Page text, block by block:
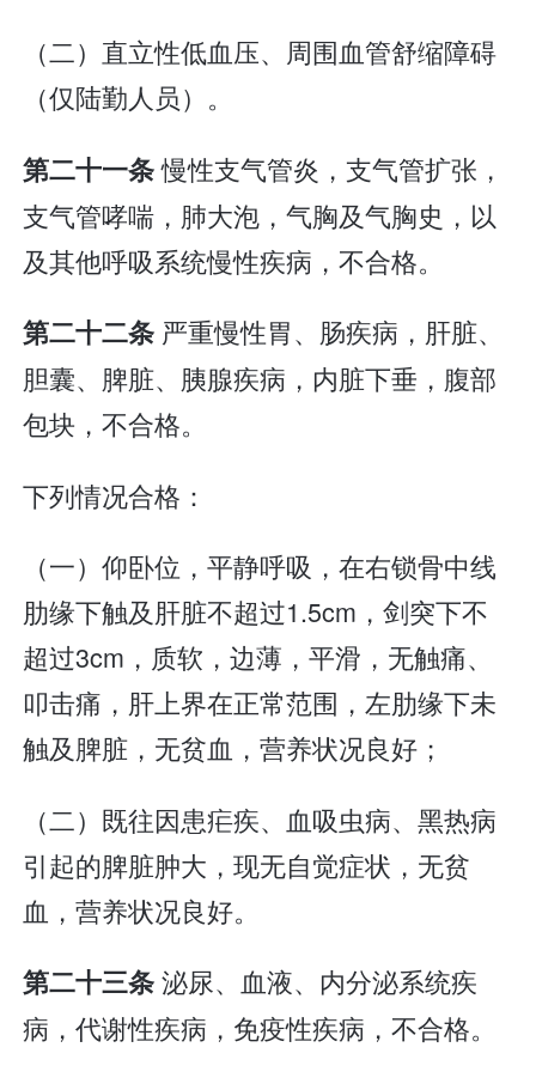
（二）直立性低血压、周围血管舒缩障碍
（仅陆勤人员）。
第二十一条慢性支气管炎，支气管扩张，
支气管哮喘，肺大泡，气胸及气胸史，以
及其他呼吸系统慢性疾病，不合格。
第二十二条 严重慢性胃、肠疾病，肝脏、
胆囊、脾脏、胰腺疾病，内脏下垂，腹部
包块，不合格。
下列情况合格：
（一）仰卧位，平静呼吸，在右锁骨中线
肋缘下触及肝脏不超过1.5cm，剑突下不
超过3cm，质软，边薄，平滑，无触痛、
叩击痛，肝上界在正常范围，左肋缘下未
触及脾脏，无贫血，营养状况良好；
（二）既往因患疟疾、血吸虫病、黑热病
引起的脾脏肿大，现无自觉症状，无贫
血，营养状况良好。
第二十三条泌尿、血液、内分泌系统疾
病，代谢性疾病，免疫性疾病，不合格。